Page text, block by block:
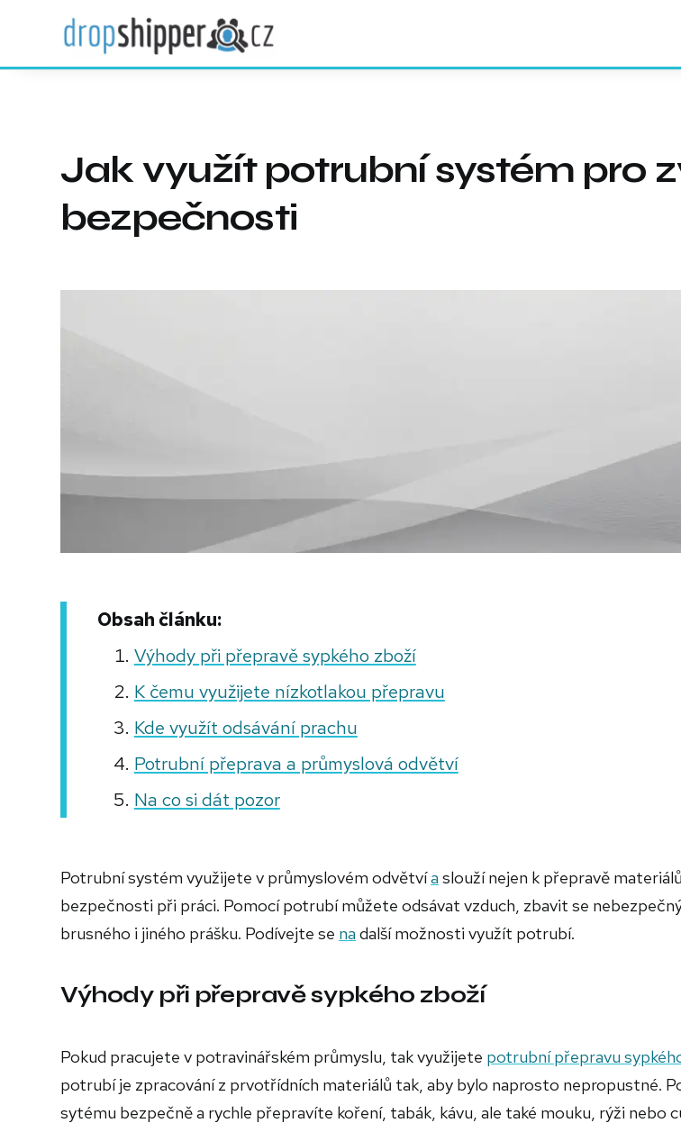
Jak využít potrubní systém pro
bezpečnosti
Obsah článku:
Výhody při přepravě sypkého zboží
K čemu využijete nízkotlakou přepravu
Kde využít odsávání prachu
Potrubní přeprava a průmyslová odvětví
Na co si dát pozor
Potrubní systém využijete v průmyslovém odvětvía slouží nejen k přepravě
bezpečnosti při práci. Pomocí potrubí můžete odsávat vzduch, zbavit se
brusného i jiného prášku. Podívejte se na další možnosti využít potrubí.
Výhody při přepravě sypkého zboží
Pokud pracujete v potravinářském průmyslu, tak využijete potrubní přepravu
potrubí je zpracování z prvotřídních materiálů tak, aby bylo naprosto nepropustné.
sytému bezpečně a rychle přepravíte koření, tabák, kávu, ale také mouku, rýži nebo